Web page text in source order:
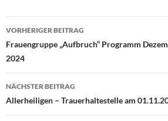
Beitragsnavigation
VORHERIGER BEITRAG
Frauengruppe „Aufbruch“ Programm
2024
NÄCHSTER BEITRAG
Allerheiligen – Trauerhaltestelle am